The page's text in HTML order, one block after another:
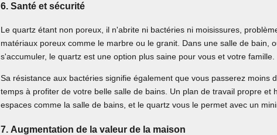
6. Santé et sécurité
Le quartz étant non poreux, il n'abrite ni bactéries ni moisissures,
matériaux poreux comme le marbre ou le granit. Dans une salle de bain,
s'accumuler, le quartz est une option plus saine pour vous et votre famille.
Sa résistance aux bactéries signifie également que vous passerez moins
temps à profiter de votre belle salle de bains. Un plan de travail propre et
espaces comme la salle de bains, et le quartz vous le permet avec un
7. Augmentation de la valeur de la maison